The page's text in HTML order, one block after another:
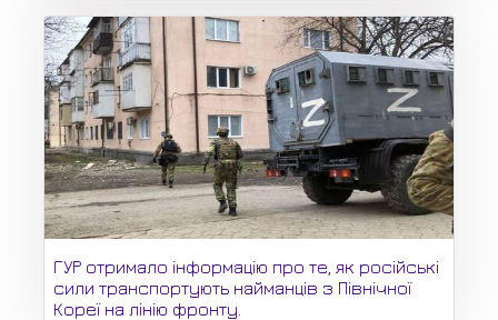
ГУР отримало інформацію про те, як російські
сили транспортують найманців з Північної
Кореї на лінію фронту.